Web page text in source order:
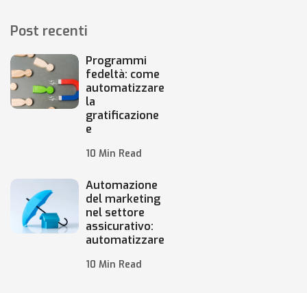
Post recenti
Programmi
fedeltà: come
automatizzare
la
gratificazione
e
10 Min Read
Automazione
del marketing
nel settore
assicurativo:
automatizzare
10 Min Read